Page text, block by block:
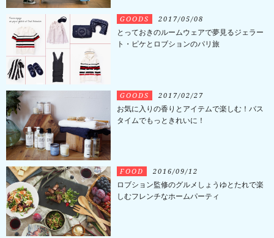
GOODS 2017/05/08
とっておきのルームウェアで夢見るジェラー
ト・ピケとロブションのパリ旅
GOODS 2017/02/27
お気に入りの香りとアイテムで楽しむ！バス
タイムでもっときれいに！
FOOD 2016/09/12
ロブション監修のグルメしょうゆとたれで楽
しむフレンチなホームパーティ